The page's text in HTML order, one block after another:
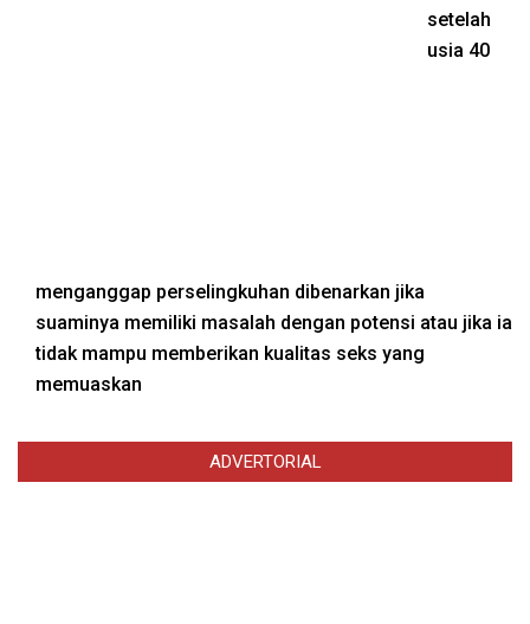
setelah
usia 40
menganggap perselingkuhan dibenarkan jika
suaminya memiliki masalah dengan potensi atau jika ia
tidak mampu memberikan kualitas seks yang
memuaskan
ADVERTORIAL